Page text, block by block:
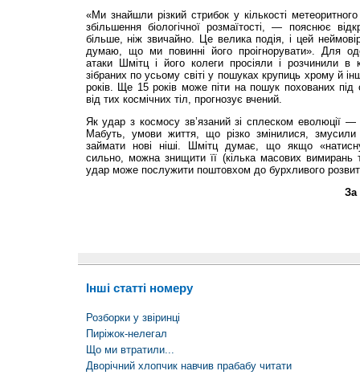
«Ми знайшли різкий стрибок у кількості
збільшення біологічної розмаїтості, — пояснює
більше, ніж звичайно. Це велика подія, і цей
думаю, що ми повинні його проігнорувати». Для
атаки Шмітц і його колеги просіяли і розчинили в
зібраних по усьому світі у пошуках крупиць хрому й
років. Ще 15 років може піти на пошук похованих під
від тих космічних тіл, прогнозує вчений.
Як удар з космосу зв’язаний зі сплеском еволюції
Мабуть, умови життя, що різко змінилися, змусили
займати нові ніші. Шмітц думає, що якщо
сильно, можна знищити її (кілька масових
удар може послужити поштовхом до бурхливого
За
Інші статті номеру
Розборки у звіринці
Пиріжок-нелегал
Що ми втратили...
Дворічний хлопчик навчив прабабу читати